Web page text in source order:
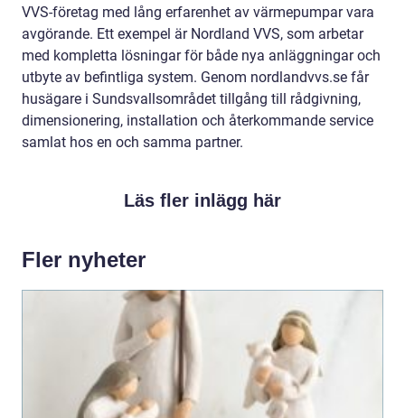
VVS-företag med lång erfarenhet av värmepumpar vara
avgörande. Ett exempel är Nordland VVS, som arbetar
med kompletta lösningar för både nya anläggningar och
utbyte av befintliga system. Genom nordlandvvs.se får
husägare i Sundsvallsområdet tillgång till rådgivning,
dimensionering, installation och återkommande service
samlat hos en och samma partner.
Läs fler inlägg här
Fler nyheter